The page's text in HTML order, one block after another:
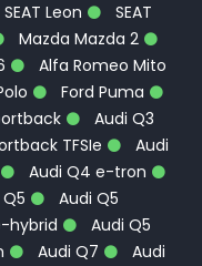
SEAT Leon
SEAT
Mazda Mazda 2
Alfa Romeo Mito
Ford Puma
Audi Q3
TFSIe
Audi
Audi Q4 e-tron
Audi Q5
hybrid
Audi Q5
Audi Q7
Audi